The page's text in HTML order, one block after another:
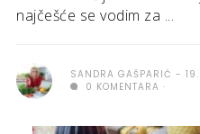
najčešće se vodim za ...
SANDRA GAŠPARIĆ
0 KOMENTARA